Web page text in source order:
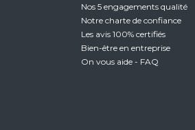
Nos 5 engagements qualité
Notre charte de confiance
Les avis 100% certifiés
Bien-être en entreprise
On vous aide - FAQ